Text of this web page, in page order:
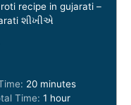
recipe in gujarati –
શીખીએ
20m
i
minutes
Time: 1hhour